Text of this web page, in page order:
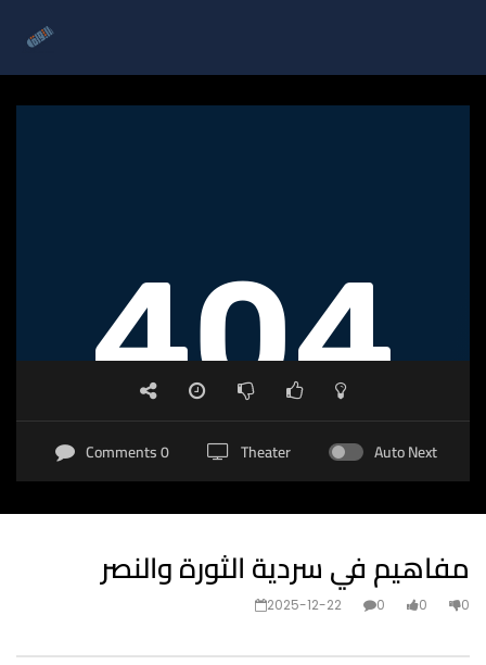
Auto Next
Theater
0 Comments
مفاهيم في سردية الثورة والنصر
2025-12-22 0 0 0